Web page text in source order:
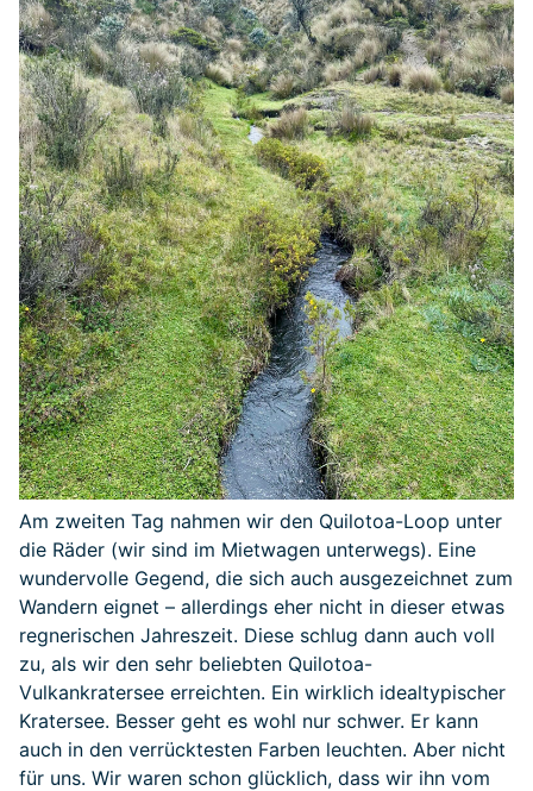
Am zweiten Tag nahmen wir den Quilotoa-Loop unter
die Räder (wir sind im Mietwagen unterwegs). Eine
wundervolle Gegend, die sich auch ausgezeichnet zum
Wandern eignet – allerdings eher nicht in dieser etwas
regnerischen Jahreszeit. Diese schlug dann auch voll
zu, als wir den sehr beliebten Quilotoa-
Vulkankratersee erreichten. Ein wirklich idealtypischer
Kratersee. Besser geht es wohl nur schwer. Er kann
auch in den verrücktesten Farben leuchten. Aber nicht
für uns. Wir waren schon glücklich, dass wir ihn vom